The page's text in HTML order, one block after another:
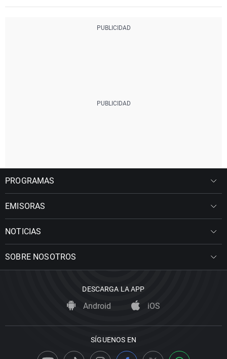
PROGRAMAS
EMISORAS
NOTICIAS
SOBRE NOSOTROS
DESCARGA LA APP
Android iOS
SÍGUENOS EN